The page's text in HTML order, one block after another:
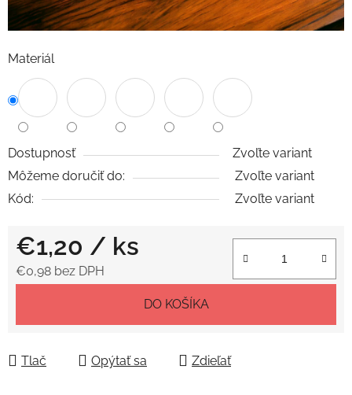
Materiál
Dostupnosť
Zvoľte variant
Môžeme doručiť do:
Zvoľte variant
Kód:
Zvoľte variant
€1,20 / ks
€0,98 bez DPH
DO KOŠÍKA
Tlač Opýtať sa Zdieľať